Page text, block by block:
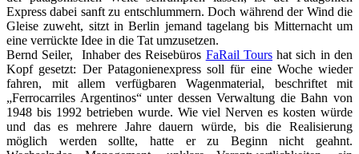
Express dabei sanft zu entschlummern. Doch während der Wind die
Gleise zuweht, sitzt in Berlin jemand tagelang bis Mitternacht um
eine verrückte Idee in die Tat umzusetzen.
Bernd Seiler, Inhaber des Reisebüros FaRail Tourshat sich in den
Kopf gesetzt: Der Patagonienexpress soll für eine Woche wieder
fahren, mit allem verfügbaren Wagenmaterial, beschriftet mit
„Ferrocarriles Argentinos“ unter dessen Verwaltung die Bahn von
1948 bis 1992 betrieben wurde. Wie viel Nerven es kosten würde
und das es mehrere Jahre dauern würde, bis die Realisierung
möglich werden sollte, hatte er zu Beginn nicht geahnt.